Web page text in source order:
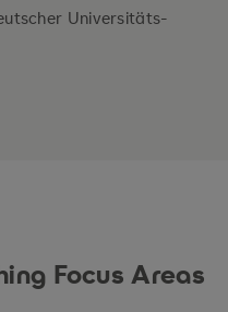
Universitäts-
Focus Areas